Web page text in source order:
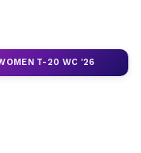
T-20 WC '26